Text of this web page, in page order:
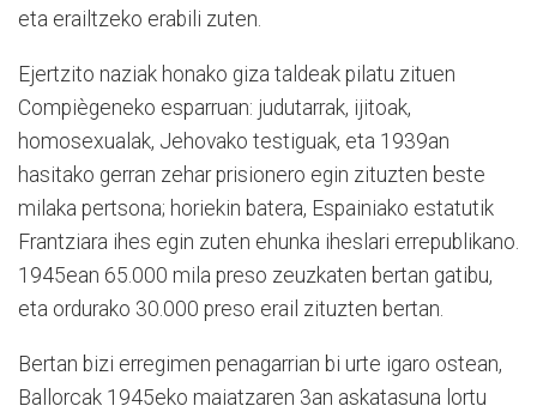
eta erailtzeko erabili zuten.
Ejertzito naziak honako giza taldeak pilatu zituen
Compiègeneko esparruan: judutarrak, ijitoak,
homosexualak, Jehovako testiguak, eta 1939an
hasitako gerran zehar prisionero egin zituzten beste
milaka pertsona; horiekin batera, Espainiako estatutik
Frantziara ihes egin zuten ehunka iheslari errepublikano.
1945ean 65.000 mila preso zeuzkaten bertan gatibu,
eta ordurako 30.000 preso erail zituzten bertan.
Bertan bizi erregimen penagarrian bi urte igaro ostean,
Ballorcak 1945eko maiatzaren 3an askatasuna lortu